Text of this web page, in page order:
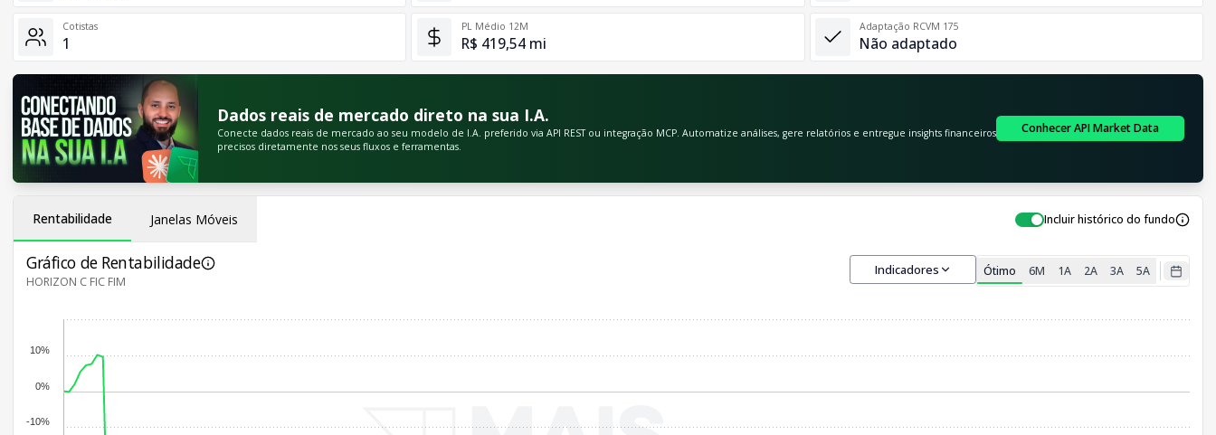
Cotistas
1
PL Médio 12M
R$ 419,54 mi
Adaptação RCVM 175
Não adaptado
Dados reais de mercado direto na sua I.A.
Conecte dados reais de mercado ao seu modelo de I.A. preferido via API REST ou integração MCP. Automatize análises, gere relatórios e entregue insights financeiros
precisos diretamente nos seus fluxos e ferramentas.
Conhecer API Market Data
Rentabilidade Janelas Móveis Incluir histórico do fundo
Gráfico de Rentabilidade
HORIZON C FIC FIM
Indicadores Ótimo 6M 1A 2A 3A 5A
-10%
0%
10%